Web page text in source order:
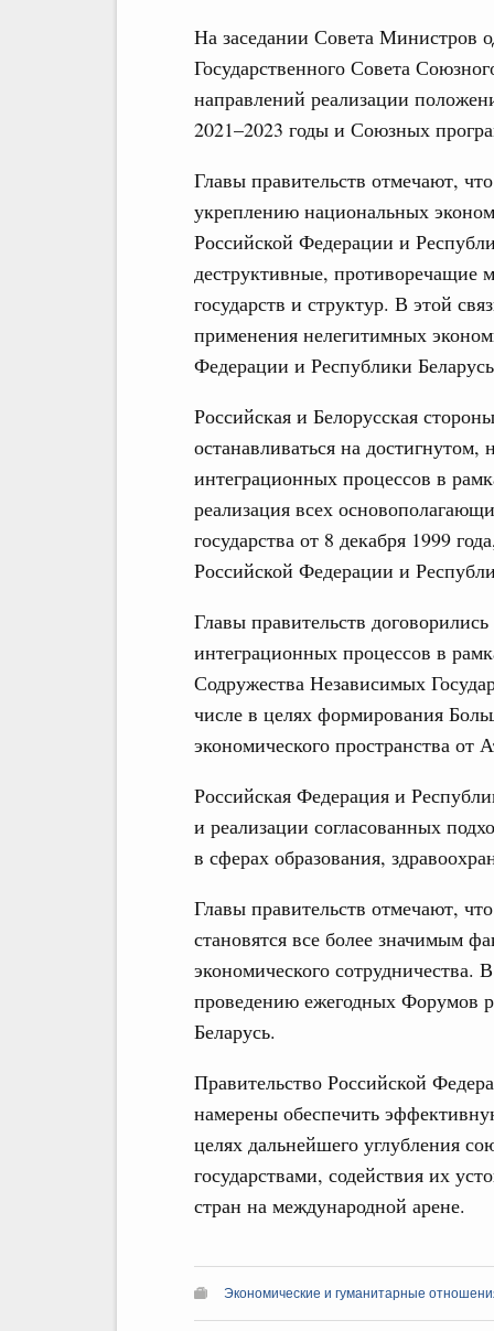
На заседании Совета Министров
Государственного Совета
направлений реализации
2021–2023 годы и Союзных
Главы правительств отмечают,
укреплению национальных
Российской Федерации и
деструктивные, противоречащие
государств и структур. В этой
применения нелегитимных
Федерации и Республики
Российская и Белорусская
останавливаться на
интеграционных процессов в
реализация всех
государства от 8 декабря 1999
Российской Федерации и
Главы правительств
интеграционных процессов в
Содружества Независимых
числе в целях формирования
экономического пространства от
Российская Федерация и
и реализации согласованных
в сферах образования,
Главы правительств отмечают,
становятся все более значимым
экономического сотрудничества.
проведению ежегодных Форумов
Беларусь.
Правительство Российской
намерены обеспечить
целях дальнейшего углубления
государствами, содействия их
стран на международной арене.
Экономические и гуманитарные